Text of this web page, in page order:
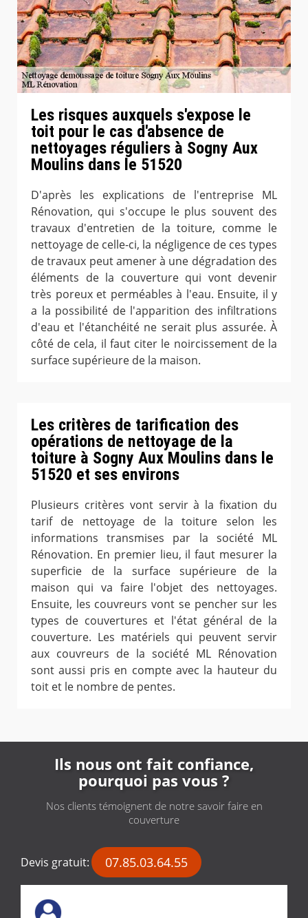
Les risques auxquels s'expose le
toit pour le cas d'absence de
nettoyages réguliers à Sogny Aux
Moulins dans le 51520
D'après les explications de l'entreprise ML
Rénovation, qui s'occupe le plus souvent des
travaux d'entretien de la toiture, comme le
nettoyage de celle-ci, la négligence de ces types
de travaux peut amener à une dégradation des
éléments de la couverture qui vont devenir
très poreux et perméables à l'eau. Ensuite, il y
a la possibilité de l'apparition des infiltrations
d'eau et l'étanchéité ne serait plus assurée. À
côté de cela, il faut citer le noircissement de la
surface supérieure de la maison.
Les critères de tarification des
opérations de nettoyage de la
toiture à Sogny Aux Moulins dans le
51520 et ses environs
Plusieurs critères vont servir à la fixation du
tarif de nettoyage de la toiture selon les
informations transmises par la société ML
Rénovation. En premier lieu, il faut mesurer la
superficie de la surface supérieure de la
maison qui va faire l'objet des nettoyages.
Ensuite, les couvreurs vont se pencher sur les
types de couvertures et l'état général de la
couverture. Les matériels qui peuvent servir
aux couvreurs de la société ML Rénovation
sont aussi pris en compte avec la hauteur du
toit et le nombre de pentes.
Ils nous ont fait confiance,
pourquoi pas vous ?
Nos clients témoignent de notre savoir faire en
couverture
Devis gratuit: 07.85.03.64.55